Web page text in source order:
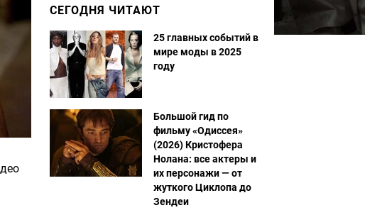
СЕГОДНЯ ЧИТАЮТ
25 главных событий в
мире моды в 2025
году
Большой гид по
фильму «Одиссея»
(2026) Кристофера
Нолана: все актеры и
их персонажи — от
жуткого Циклопа до
Зендеи